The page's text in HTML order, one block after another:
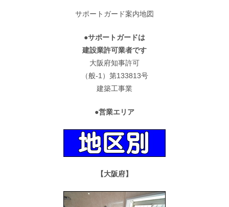
サポートガード案内地図
●サポートガードは
建設業許可業者です
大阪府知事許可
（般-1）第133813号
建築工事業
●営業エリア
【大阪府】